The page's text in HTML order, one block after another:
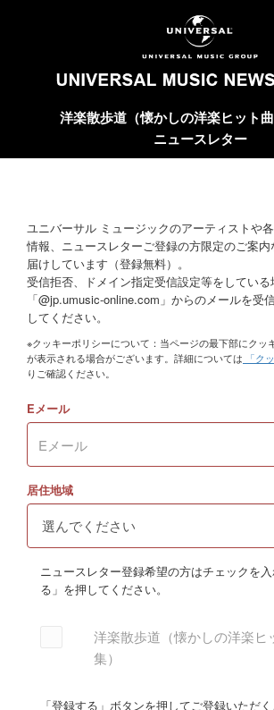
洋楽散歩道（懐かしの洋楽ヒット曲
ニュースレター
ユニバーサル ミュージックのアーティストや
情報、ニュースレターご登録の方限定のご案
届けしています（登録無料）。
受信拒否、ドメイン指定受信設定等をしている
「@jp.umusic-online.com」からのメールを受
してください。
※クッキーポリシーについて：当ページの最下部にクッ
が表示される場合がございます。詳細については 「ク
りご確認ください。
Eメール
居住地域
ニュースレター登録希望の方はチェックを
る」を押してください。
洋楽散歩道（懐かしの洋楽ヒ
集）
「登録する」ボタンを押してご登録いただ